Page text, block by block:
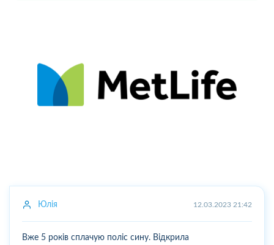
Юлія 12.03.2023 21:42
Вже 5 років сплачую поліс сину. Відкрила